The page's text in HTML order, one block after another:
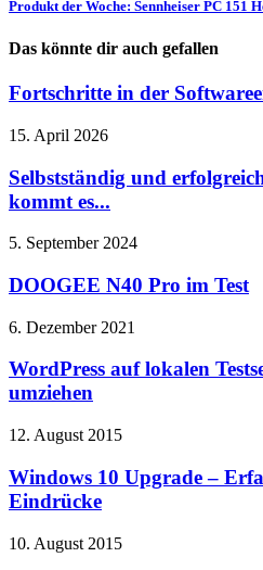
Produkt der Woche: Sennheiser PC 151
Das könnte dir auch gefallen
Fortschritte in der
15. April 2026
Selbstständig und
kommt es...
5. September 2024
DOOGEE N40 Pro im Test
6. Dezember 2021
WordPress auf lokalen
umziehen
12. August 2015
Windows 10 Upgrade –
Eindrücke
10. August 2015